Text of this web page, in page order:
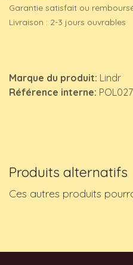
Garantie satisfait ou
Livraison : 2-3 jours ouvrables
Marque du produit: Lindr
Référence interne:
Produits alternatifs
Ces autres produits